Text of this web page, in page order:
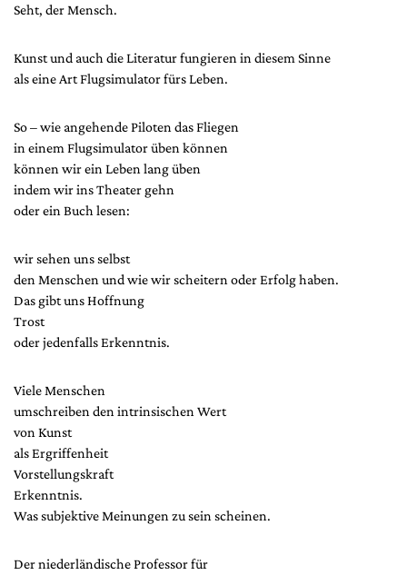
Seht, der Mensch.
Kunst und auch die Literatur fungieren in diesem Sinne
als eine Art Flugsimulator fürs Leben.
So – wie angehende Piloten das Fliegen
in einem Flugsimulator üben können
können wir ein Leben lang üben
indem wir ins Theater gehn
oder ein Buch lesen:
wir sehen uns selbst
den Menschen und wie wir scheitern oder Erfolg haben.
Das gibt uns Hoffnung
Trost
oder jedenfalls Erkenntnis.
Viele Menschen
umschreiben den intrinsischen Wert
von Kunst
als Ergriffenheit
Vorstellungskraft
Erkenntnis.
Was subjektive Meinungen zu sein scheinen.
Der niederländische Professor für